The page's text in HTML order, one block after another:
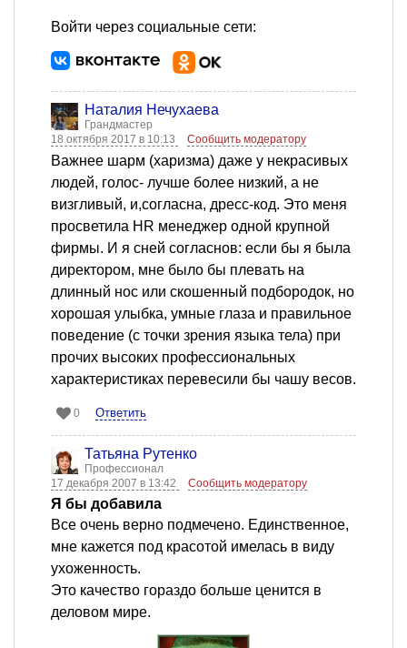
Войти через социальные сети:
Наталия Нечухаева
Грандмастер
18 октября 2017 в 10:13
Сообщить модератору
Важнее шарм (харизма) даже у некрасивых
людей, голос- лучше более низкий, а не
визгливый, и,согласна, дресс-код. Это меня
просветила HR менеджер одной крупной
фирмы. И я сней согласнов: если бы я была
директором, мне было бы плевать на
длинный нос или скошенный подбородок, но
хорошая улыбка, умные глаза и правильное
поведение (с точки зрения языка тела) при
прочих высоких профессиональных
характеристиках перевесили бы чашу весов.
0 Ответить
Татьяна Рутенко
Профессионал
17 декабря 2007 в 13:42
Сообщить модератору
Я бы добавила
Все очень верно подмечено. Единственное,
мне кажется под красотой имелась в виду
ухоженность.
Это качество гораздо больше ценится в
деловом мире.